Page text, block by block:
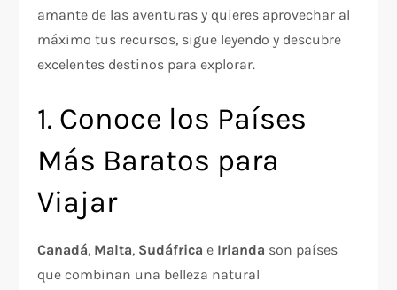
amante de las aventuras y quieres aprovechar al
máximo tus recursos, sigue leyendo y descubre
excelentes destinos para explorar.
1. Conoce los Países
Más Baratos para
Viajar
Canadá, Malta, Sudáfrica e Irlanda son países
que combinan una belleza natural